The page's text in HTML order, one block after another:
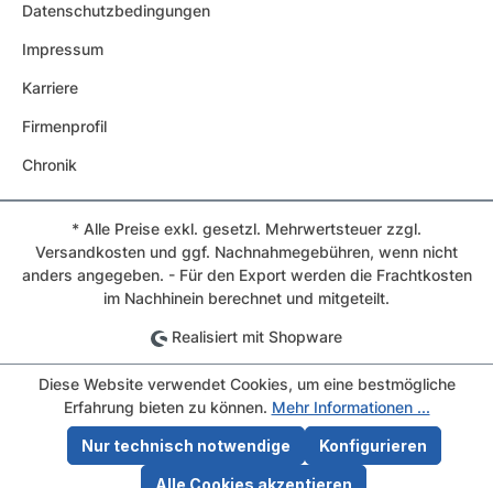
Datenschutzbedingungen
Impressum
Karriere
Firmenprofil
Chronik
* Alle Preise exkl. gesetzl. Mehrwertsteuer zzgl.
Versandkosten und ggf. Nachnahmegebühren, wenn nicht
anders angegeben. - Für den Export werden die Frachtkosten
im Nachhinein berechnet und mitgeteilt.
Realisiert mit Shopware
Diese Website verwendet Cookies, um eine bestmögliche
Erfahrung bieten zu können. Mehr Informationen ...
Nur technisch notwendige Konfigurieren
Alle Cookies akzeptieren